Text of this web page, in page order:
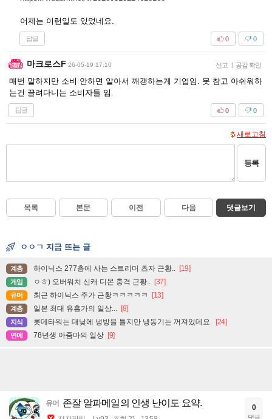
어제는 이런일도 있었네요.
답글 0
0
마크로스F 26-05-19 17:10 신고 | 공감 확인
매번 말하지만 소비 안하면 알아서 깨갱하는게 기업임. 못 참고 아쉬워하
는건 끌려다니는 소비자들 임.
답글 0
0
새로고침
등록
목록 본문 이전 다음 댓글보기
ㅇㅇㄱ 지금 뜨는 글
계층 하이닉스 277층에 사는 스트리머 츠자 근황.. [19]
게임 ㅇㅎ) 오버워치 신캐 디몬 충격 근황.. [37]
유머 최근 하이닉스 주가 근황ㅋㅋㅋㅋㅋ [13]
계층 일본 최대 유흥가의 일상... [8]
지식 롯데타워는 대낮에 냉방을 틀지만 냉동기는 꺼져있데요. [24]
연예 78년생 아줌마의 일상 [9]
유머 존잘 알파메일의 인생 난이도 요약. 0
댓글